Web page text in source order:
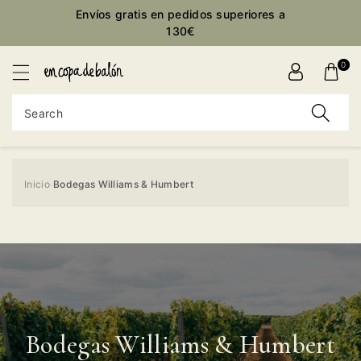
Envíos gratis en pedidos superiores a
130€
Search
0
Inicio› Bodegas Williams & Humbert
Bodegas Williams & Humbert